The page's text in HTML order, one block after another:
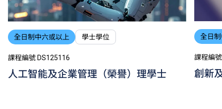
全日制中六或以上 學士學位
課程編號 DS125116
人工智能及企業管理（榮譽）理學士
全日
課程編
創新